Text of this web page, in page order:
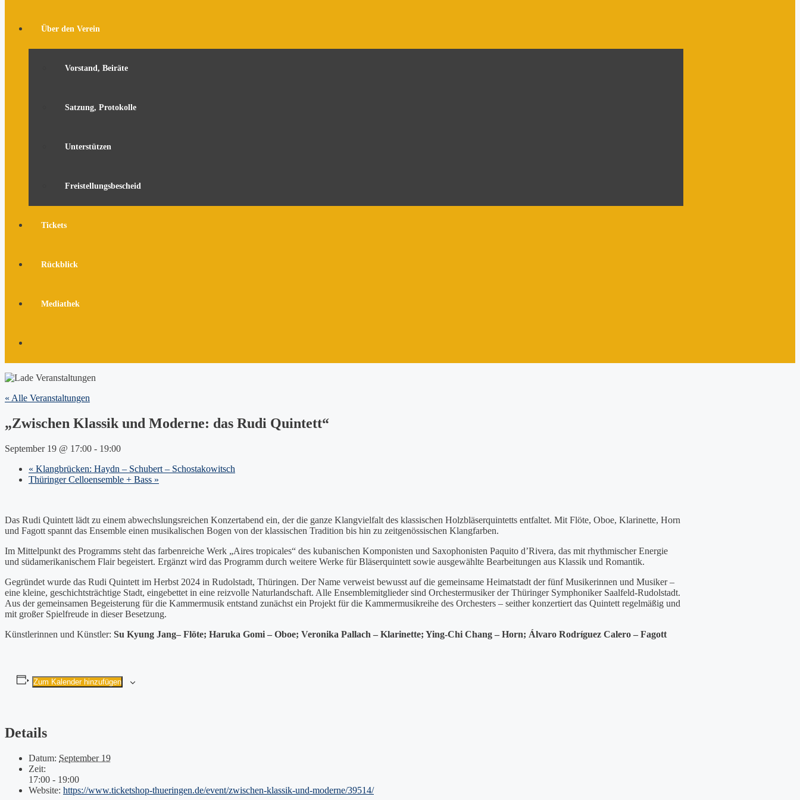
Über den Verein
Vorstand, Beiräte
Satzung, Protokolle
Unterstützen
Freistellungsbescheid
Tickets
Rückblick
Mediathek
« Alle Veranstaltungen
„Zwischen Klassik und Moderne: das Rudi Quintett“
September 19 @ 17:00 - 19:00
« Klangbrücken: Haydn – Schubert – Schostakowitsch
Thüringer Celloensemble + Bass »
Das Rudi Quintett lädt zu einem abwechslungsreichen Konzertabend ein, der die ganze Klangvielfalt des klassischen Holzbläserquintetts entfaltet. Mit Flöte, Oboe, Klarinette, Horn
und Fagott spannt das Ensemble einen musikalischen Bogen von der klassischen Tradition bis hin zu zeitgenössischen Klangfarben.
Im Mittelpunkt des Programms steht das farbenreiche Werk „Aires tropicales“ des kubanischen Komponisten und Saxophonisten Paquito d’Rivera, das mit rhythmischer Energie
und südamerikanischem Flair begeistert. Ergänzt wird das Programm durch weitere Werke für Bläserquintett sowie ausgewählte Bearbeitungen aus Klassik und Romantik.
Gegründet wurde das Rudi Quintett im Herbst 2024 in Rudolstadt, Thüringen. Der Name verweist bewusst auf die gemeinsame Heimatstadt der fünf Musikerinnen und Musiker –
eine kleine, geschichtsträchtige Stadt, eingebettet in eine reizvolle Naturlandschaft. Alle Ensemblemitglieder sind Orchestermusiker der Thüringer Symphoniker Saalfeld-Rudolstadt.
Aus der gemeinsamen Begeisterung für die Kammermusik entstand zunächst ein Projekt für die Kammermusikreihe des Orchesters – seither konzertiert das Quintett regelmäßig und
mit großer Spielfreude in dieser Besetzung.
Künstlerinnen und Künstler: Su Kyung Jang– Flöte; Haruka Gomi – Oboe; Veronika Pallach – Klarinette; Ying-Chi Chang – Horn; Álvaro Rodríguez Calero – Fagott
Zum Kalender hinzufügen
Details
Datum: September 19
Zeit:
17:00 - 19:00
Website: https://www.ticketshop-thueringen.de/event/zwischen-klassik-und-moderne/39514/